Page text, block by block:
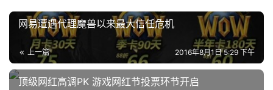
网易遭遇代理魔兽以来最大信任危机
上一篇 2016年8月1日 5:29 下午
顶级网红高调PK 游戏网红节投票环节开启